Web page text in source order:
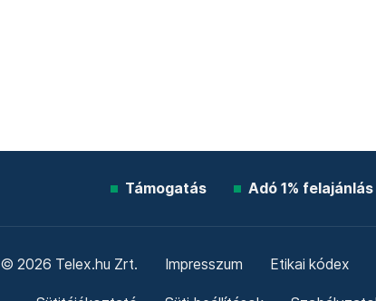
Támogatás Adó 1% felajánlás
© 2026 Telex.hu Zrt. Impresszum Etikai kódex